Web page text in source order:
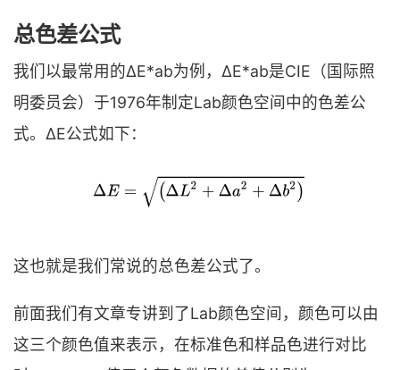
总色差公式
我们以最常用的ΔE*ab为例，ΔE*ab是CIE（国际照
明委员会）于1976年制定Lab颜色空间中的色差公
式。ΔE公式如下：
这也就是我们常说的总色差公式了。
前面我们有文章专讲到了Lab颜色空间，颜色可以由
这三个颜色值来表示，在标准色和样品色进行对比